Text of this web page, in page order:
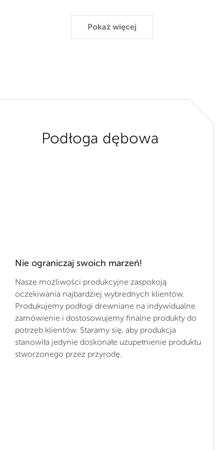
Pokaż więcej
Podłoga dębowa
Nie ograniczaj swoich marzeń!
Nasze możliwości produkcyjne zaspokoją
oczekiwania najbardziej wybrednych klientów.
Produkujemy podłogi drewniane na indywidualne
zamówienie i dostosowujemy finalne produkty do
potrzeb klientów. Staramy się, aby produkcja
stanowiła jedynie doskonałe uzupełnienie produktu
stworzonego przez przyrodę.